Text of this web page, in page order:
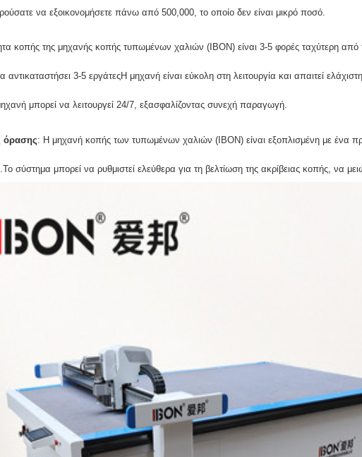
να εξοικονομήσετε πάνω από 500,000, το οποίο δεν είναι μικρό ποσό.
κοπής της μηχανής κοπής τυπωμένων χαλιών (IBON) είναι 3-5 φορές ταχύτερη από
3-5 εργάτεςΗ μηχανή είναι εύκολη στη λειτουργία και απαιτεί
μπορεί να λειτουργεί 24/7, εξασφαλίζοντας συνεχή παραγωγή.
όρασης: Η μηχανή κοπής των τυπωμένων χαλιών (IBON) είναι εξοπλισμένη με ένα
σύστημα μπορεί να ρυθμιστεί ελεύθερα για τη βελτίωση της ακρίβειας κοπής, να